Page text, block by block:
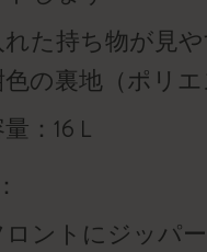
れた持ち物が見
の裏地（ポリエ
：16 L
ロントにジッパ